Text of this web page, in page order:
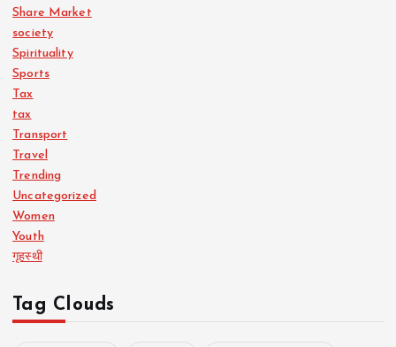
Share Market
society
Spirituality
Sports
Tax
tax
Transport
Travel
Trending
Uncategorized
Women
Youth
गृहस्थी
Tag Clouds